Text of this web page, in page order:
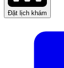
Đặt lịch khám